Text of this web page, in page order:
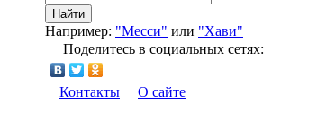
Найти
Например: "Месси" или "Хави"
Поделитесь в социальных сетях:
Контакты О сайте